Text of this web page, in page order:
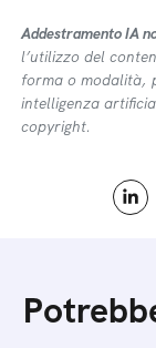
Addestramento IA
l’utilizzo del
forma o modalità,
intelligenza
copyright.